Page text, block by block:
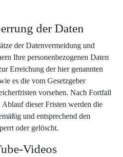
der Daten
der Datenvermeidung und
Ihre personenbezogenen Daten
Erreichung der hier genannten
es die vom Gesetzgeber
vorsehen. Nach Fortfall
dieser Fristen werden die
und entsprechend den
oder gelöscht.
Videos